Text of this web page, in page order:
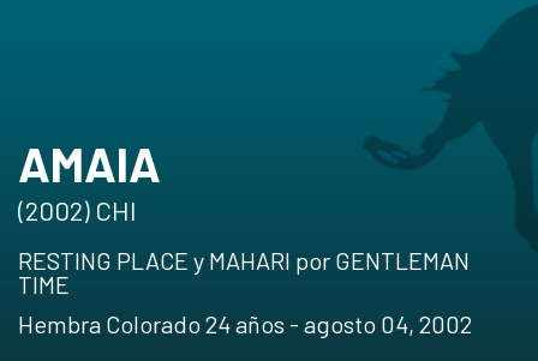
AMAIA
(2002) CHI
RESTING PLACE y MAHARI por GENTLEMAN
TIME
Hembra Colorado 24 años - agosto 04, 2002